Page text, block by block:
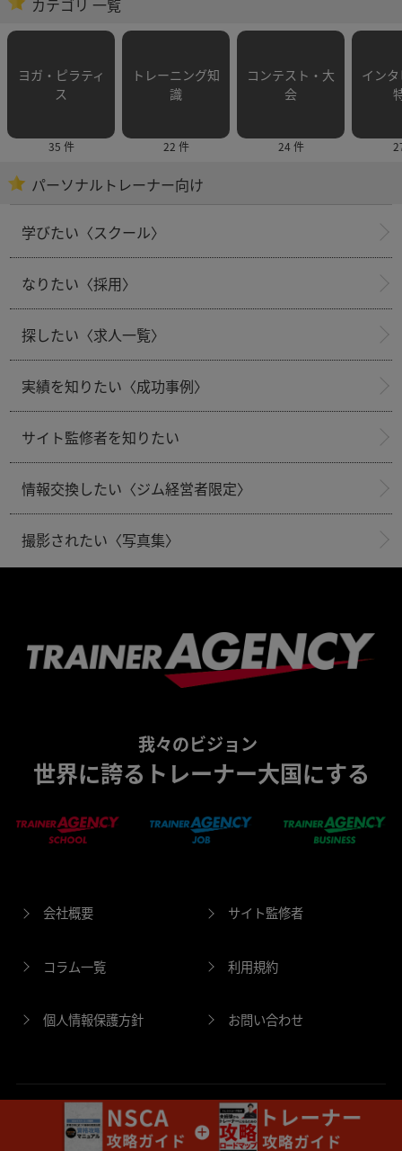
ヨガ・ピラティ
ス
35 件
トレーニング知
識
22 件
コンテスト・大
会
24 件
イン
パーソナルトレーナー向け
学びたい〈スクール〉
なりたい〈採用〉
探したい〈求人一覧〉
実績を知りたい〈成功事例〉
サイト監修者を知りたい
情報交換したい〈ジム経営者限定〉
撮影されたい〈写真集〉
我々のビジョン
世界に誇るトレーナー大国にする
会社概要 サイト監修者
コラム一覧 利用規約
個人情報保護方針 お問い合わせ
©2022 TRAINER AGENCY